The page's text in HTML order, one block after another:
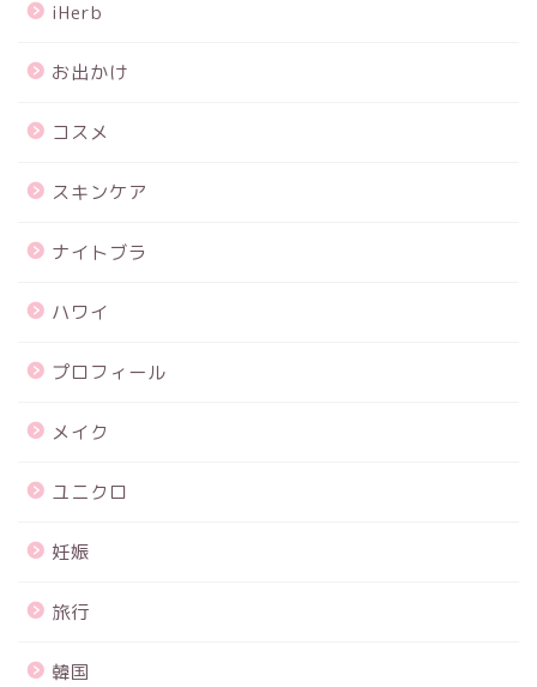
iHerb
お出かけ
コスメ
スキンケア
ナイトブラ
ハワイ
プロフィール
メイク
ユニクロ
妊娠
旅行
韓国